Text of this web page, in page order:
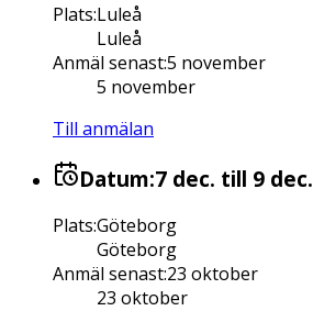
Plats:Luleå
Luleå
Anmäl senast:5 november
5 november
Till anmälan
Datum:7 dec. till 9 dec.
Plats:Göteborg
Göteborg
Anmäl senast:23 oktober
23 oktober